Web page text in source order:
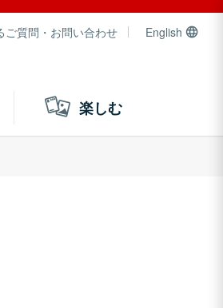
ご質問・お問い合わせ English
楽しむ